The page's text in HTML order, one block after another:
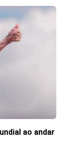
ao andar